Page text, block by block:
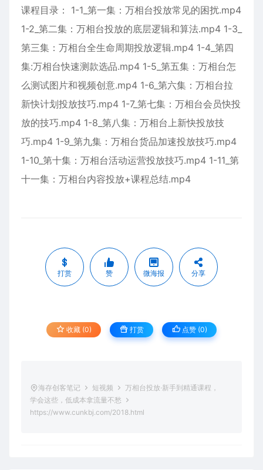
课程目录： 1-1_第一集：万相台投放常见的困扰.mp4
1-2_第二集：万相台投放的底层逻辑和算法.mp4 1-3_
第三集：万相台全生命周期投放逻辑.mp4 1-4_第四
集:万相台快速测款选品.mp4 1-5_第五集：万相台怎
么测试图片和视频创意.mp4 1-6_第六集：万相台拉
新快计划投放技巧.mp4 1-7_第七集：万相台会员快投
放的技巧.mp4 1-8_第八集：万相台上新快投放技
巧.mp4 1-9_第九集：万相台货品加速投放技巧.mp4
1-10_第十集：万相台活动运营投放技巧.mp4 1-11_第
十一集：万相台内容投放+课程总结.mp4
打赏 赞 微海报 分享
收藏 (0) 打赏 点赞 (0)
海存创客笔记 短视频
万相台投放·新手到精通课程，
学会这些，低成本拿流量不愁
https://www.cunkbj.com/2018.html